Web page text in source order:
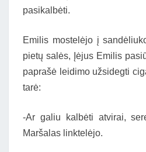
pasikalbėti.
Emilis mostelėjo į
pietų salės, Įėjus Emilis
paprašė leidimo užsidegti
tarė:
-Ar galiu kalbėti atvirai,
Maršalas linktelėjo.